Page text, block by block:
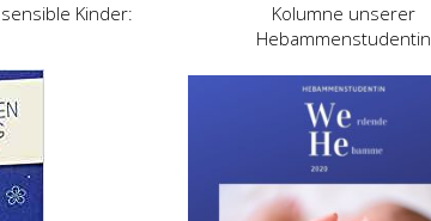
Kinder:
Kolumne unserer
Hebammenstudentin